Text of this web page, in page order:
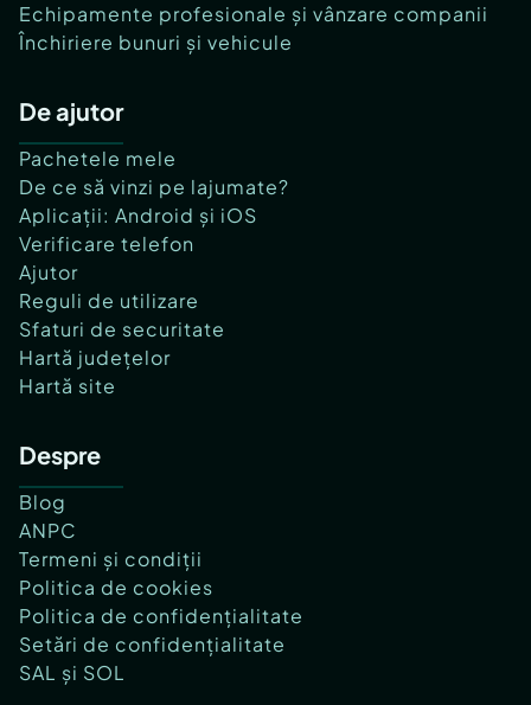
Echipamente profesionale și vânzare companii
Închiriere bunuri și vehicule
De ajutor
Pachetele mele
De ce să vinzi pe lajumate?
Aplicații: Android și iOS
Verificare telefon
Ajutor
Reguli de utilizare
Sfaturi de securitate
Hartă județelor
Hartă site
Despre
Blog
ANPC
Termeni și condiții
Politica de cookies
Politica de confidențialitate
Setări de confidențialitate
SAL și SOL